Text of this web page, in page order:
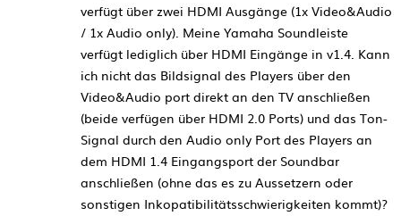
verfügt über zwei HDMI Ausgänge (1x Video&Audio
/ 1x Audio only). Meine Yamaha Soundleiste
verfügt lediglich über HDMI Eingänge in v1.4. Kann
ich nicht das Bildsignal des Players über den
Video&Audio port direkt an den TV anschließen
(beide verfügen über HDMI 2.0 Ports) und das Ton-
Signal durch den Audio only Port des Players an
dem HDMI 1.4 Eingangsport der Soundbar
anschließen (ohne das es zu Aussetzern oder
sonstigen Inkopatibilitätsschwierigkeiten kommt)?